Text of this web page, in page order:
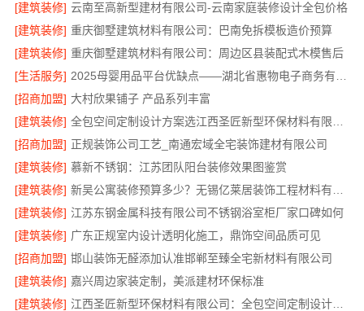
[建筑装修] 云南至高新型建材有限公司-云南家庭装修设计全包价格
[建筑装修] 重庆御墅建筑材料有限公司：巴南免拆模板造价预算
[建筑装修] 重庆御墅建筑材料有限公司：周边区县装配式木模售后
[生活服务]
[招商加盟] 大村欣果铺子 产品系列丰富
[建筑装修]
[招商加盟] 正规装饰公司工艺_南通宏域全宅装饰建材有限公司
[建筑装修] 慕新不锈钢：江苏团队阳台装修效果图鉴赏
[建筑装修]
[建筑装修] 江苏东钢金属科技有限公司不锈钢浴室柜厂家口碑如何
[建筑装修] 广东正规室内设计透明化施工，鼎饰空间品质可见
[招商加盟] 邯山装饰无醛添加认准邯郸至臻全宅新材料有限公司
[建筑装修] 嘉兴周边家装定制，美派建材环保标准
[建筑装修]
江西圣匠新型环保材料有限公司：全包空间定制设计方案